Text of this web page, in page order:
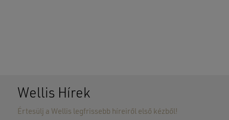
Wellis Hírek
Értesülj a Wellis legfrissebb híreiről első kézből!